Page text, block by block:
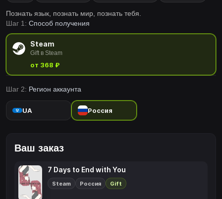
Познать язык, познать мир, познать тебя.
Шаг 1: Способ получения
Steam
Gift в Steam
от 368 ₽
Шаг 2: Регион аккаунта
UA Россия
Ваш заказ
7 Days to End with You
Steam Россия Gift